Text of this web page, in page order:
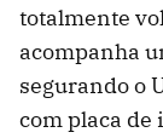
totalmente
acompanha
segurando o
com placa